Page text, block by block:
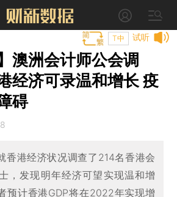
试听
T中
澳洲会计师公会调
经济可录温和增长 疫
碍
香港经济状况调查了214名香港会
，发现明年经济可望实现温和增
预计香港GDP将在2022年实现增